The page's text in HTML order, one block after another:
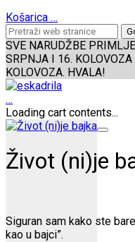
Košarica …
SVE NARUDŽBE
SRPNJA I 16.
KOLOVOZA. HVALA!
…
Loading cart contents...
Život (ni)je
Siguran sam kako ste
kao u bajci”.